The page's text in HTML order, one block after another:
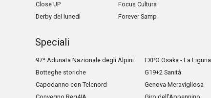
Close UP
Derby del lunedì
Focus Cultura
Forever Samp
Speciali
97ª Adunata Nazionale degli Alpini
Botteghe storiche
Capodanno con Telenord
EXPO Osaka - La Liguria
G19+2 Sanità
Genova Meravigliosa